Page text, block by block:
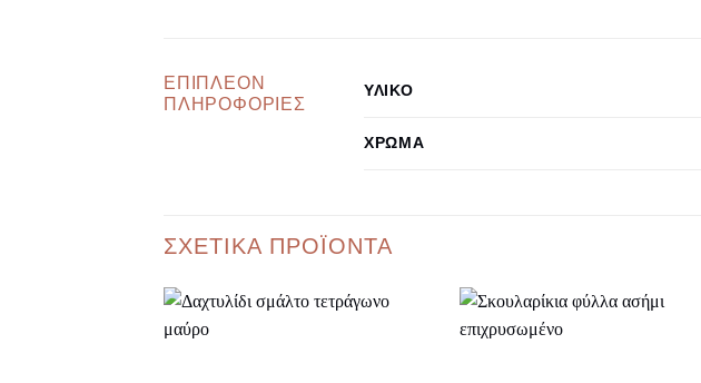
ΕΠΙΠΛΈΟΝ
ΠΛΗΡΟΦΟΡΊΕΣ
ΥΛΙΚΌ
ΧΡΏΜΑ
ΣΧΕΤΙΚΆ ΠΡΟΪΌΝΤΑ